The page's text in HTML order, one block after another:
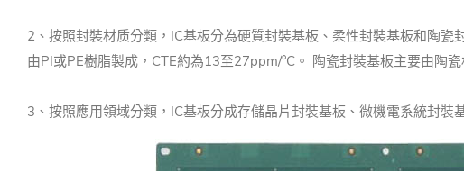
2、按照封裝材质分類，IC基板分為硬質封裝基板、柔性封裝基板和陶
由PI或PE樹脂製成，CTE約為13至27ppm/°C。 陶瓷封裝基板主要由陶
3、按照應用領域分類，IC基板分成存儲晶片封裝基板、微機電系統封